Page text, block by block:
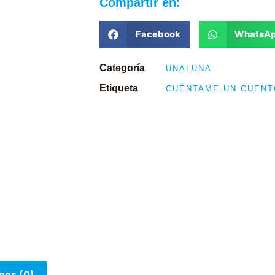
Facebook
Categoría UNALUNA
Etiqueta CUÉNTAME UN